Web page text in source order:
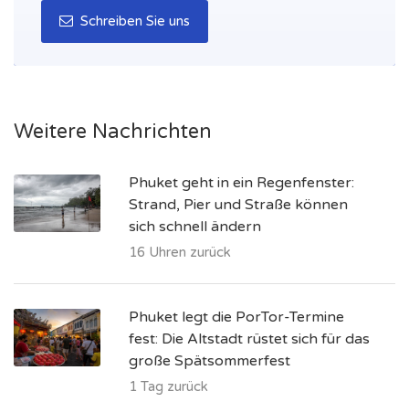
Schreiben Sie uns
Weitere Nachrichten
Phuket geht in ein Regenfenster:
Strand, Pier und Straße können
sich schnell ändern
16 Uhren zurück
Phuket legt die PorTor-Termine
fest: Die Altstadt rüstet sich für das
große Spätsommerfest
1 Tag zurück